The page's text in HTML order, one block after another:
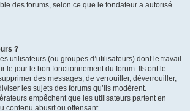
des forums, selon ce que le fondateur a autorisé.
?
utilisateurs (ou groupes d’utilisateurs) dont le travail
le jour le bon fonctionnement du forum. Ils ont le
des messages, de verrouiller, déverrouiller,
les sujets des forums qu’ils modèrent.
empêchent que les utilisateurs partent en
contenu abusif ou offensant.